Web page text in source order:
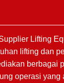
Lifting
lifting dan
berbagai
operasi yang